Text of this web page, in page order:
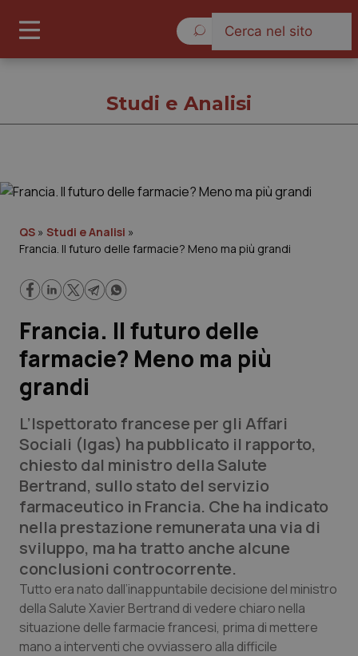
Cronache
Lavoro e Professioni
Scienza e Farmaci
Studi e Analisi
Lettere al direttore
Edizioni Regionali
QS Pro
Professionisti Sanitari.AI
Abruzzo
QS Pro Gold
Studi e Analisi
QS » Studi e Analisi »
Francia. Il futuro delle farmacie? Meno ma più grandi
Francia. Il futuro delle
farmacie? Meno ma più
grandi
L’Ispettorato francese per gli Affari
Sociali (Igas) ha pubblicato il rapporto,
chiesto dal ministro della Salute
Bertrand, sullo stato del servizio
farmaceutico in Francia. Che ha indicato
nella prestazione remunerata una via di
sviluppo, ma ha tratto anche alcune
conclusioni controcorrente.
Tutto era nato dall’inappuntabile decisione del ministro
della Salute Xavier Bertrand di vedere chiaro nella
situazione delle farmacie francesi, prima di mettere
mano a interventi che ovviassero alla difficile